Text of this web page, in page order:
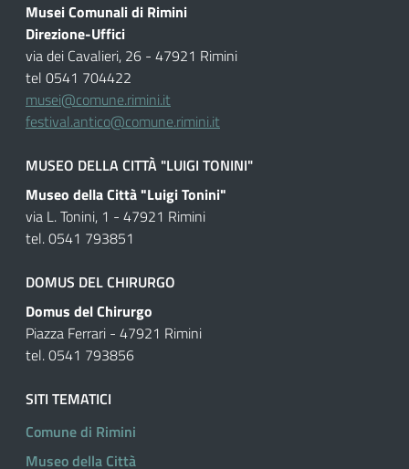
Musei Comunali di Rimini
Direzione-Uffici
via dei Cavalieri, 26 - 47921 Rimini
tel 0541 704422
musei@comune.rimini.it
festival.antico@comune.rimini.it
MUSEO DELLA CITTÀ "LUIGI TONINI"
Museo della Città "Luigi Tonini"
via L. Tonini, 1 - 47921 Rimini
tel. 0541 793851
DOMUS DEL CHIRURGO
Domus del Chirurgo
Piazza Ferrari - 47921 Rimini
tel. 0541 793856
SITI TEMATICI
Comune di Rimini
Museo della Città